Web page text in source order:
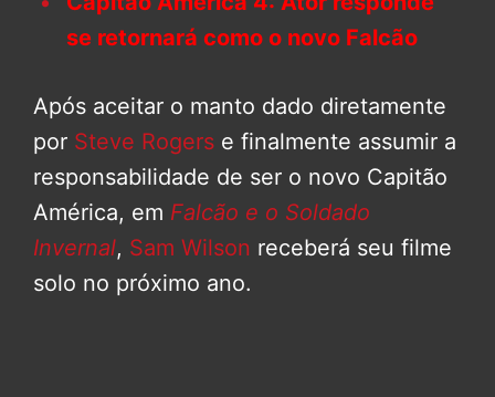
se retornará como o novo Falcão
Após aceitar o manto dado diretamente
por Steve Rogers e finalmente assumir a
responsabilidade de ser o novo Capitão
América, em Falcão e o Soldado
Invernal, Sam Wilson receberá seu filme
solo no próximo ano.